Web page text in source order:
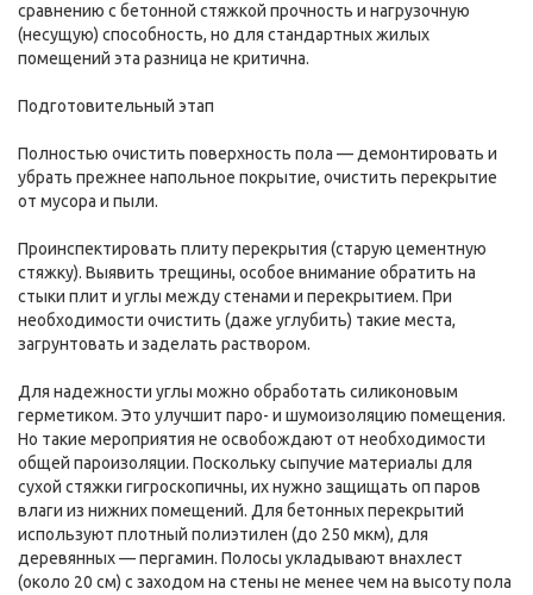
сравнению с бетонной стяжкой прочность и нагрузочную
(несущую) способность, но для стандартных жилых
помещений эта разница не критична.
Подготовительный этап
Полностью очистить поверхность пола — демонтировать и
убрать прежнее напольное покрытие, очистить перекрытие
от мусора и пыли.
Проинспектировать плиту перекрытия (старую цементную
стяжку). Выявить трещины, особое внимание обратить на
стыки плит и углы между стенами и перекрытием. При
необходимости очистить (даже углубить) такие места,
загрунтовать и заделать раствором.
Для надежности углы можно обработать силиконовым
герметиком. Это улучшит паро- и шумоизоляцию помещения.
Но такие мероприятия не освобождают от необходимости
общей пароизоляции. Поскольку сыпучие материалы для
сухой стяжки гигроскопичны, их нужно защищать оп паров
влаги из нижних помещений. Для бетонных перекрытий
используют плотный полиэтилен (до 250 мкм), для
деревянных — пергамин. Полосы укладывают внахлест
(около 20 см) с заходом на стены не менее чем на высоту пола